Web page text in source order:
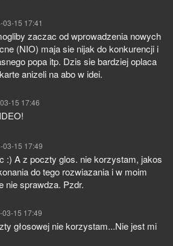
03-15 17:41
zaczac od wprowadzenia nowych
(NIO) maja sie nijak do konkurencji i
popa itp. Dzis sie bardziej oplaca
anizeli na abo w idei.
15 17:46
03-15 17:49
:) A z poczty glos. nie korzystam, jakos
do tego rozwiazania i w moim
nie sprawdza. Pzdr.
03-15 17:49
głosowej nie korzystam...Nie jest mi